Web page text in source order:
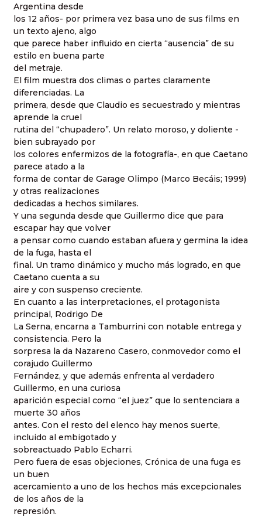
Argentina desde
los 12 años- por primera vez basa uno de sus films en
un texto ajeno, algo
que parece haber influido en cierta “ausencia” de su
estilo en buena parte
del metraje.
El film muestra dos climas o partes claramente
diferenciadas. La
primera, desde que Claudio es secuestrado y mientras
aprende la cruel
rutina del “chupadero”. Un relato moroso, y doliente -
bien subrayado por
los colores enfermizos de la fotografía-, en que Caetano
parece atado a la
forma de contar de Garage Olimpo (Marco Becáis; 1999)
y otras realizaciones
dedicadas a hechos similares.
Y una segunda desde que Guillermo dice que para
escapar hay que volver
a pensar como cuando estaban afuera y germina la idea
de la fuga, hasta el
final. Un tramo dinámico y mucho más logrado, en que
Caetano cuenta a su
aire y con suspenso creciente.
En cuanto a las interpretaciones, el protagonista
principal, Rodrigo De
La Serna, encarna a Tamburrini con notable entrega y
consistencia. Pero la
sorpresa la da Nazareno Casero, conmovedor como el
corajudo Guillermo
Fernández, y que además enfrenta al verdadero
Guillermo, en una curiosa
aparición especial como “el juez” que lo sentenciara a
muerte 30 años
antes. Con el resto del elenco hay menos suerte,
incluido al embigotado y
sobreactuado Pablo Echarri.
Pero fuera de esas objeciones, Crónica de una fuga es
un buen
acercamiento a uno de los hechos más excepcionales
de los años de la
represión.